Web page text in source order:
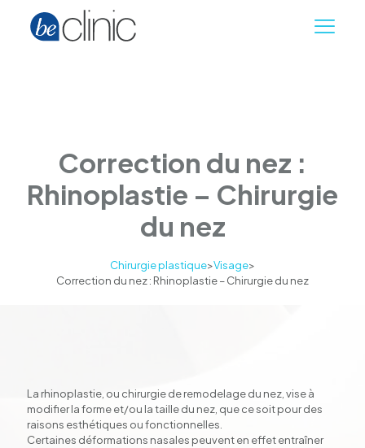
Correction du nez :
Rhinoplastie – Chirurgie
du nez
Chirurgie plastique>Visage>
Correction du nez : Rhinoplastie – Chirurgie du nez
La rhinoplastie, ou chirurgie de remodelage du nez, vise à
modifier la forme et/ou la taille du nez, que ce soit pour des
raisons esthétiques ou fonctionnelles.
Certaines déformations nasales peuvent en effet entraîner